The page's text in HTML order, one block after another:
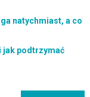
natychmiast, a co
jak podtrzymać